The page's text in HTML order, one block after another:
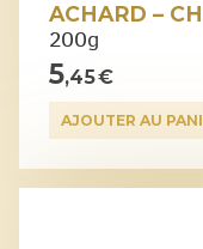
ACHARD –
200g
5,45 €
AJOUTER AU